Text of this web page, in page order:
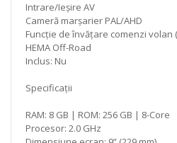
Intrare/Ieșire AV
Cameră marșarier PAL/AHD
Funcție de învățare comenzi volan
HEMA Off-Road
Inclus: Nu
Specificații
RAM: 8 GB | ROM: 256 GB | 8-Core
Procesor: 2.0 GHz